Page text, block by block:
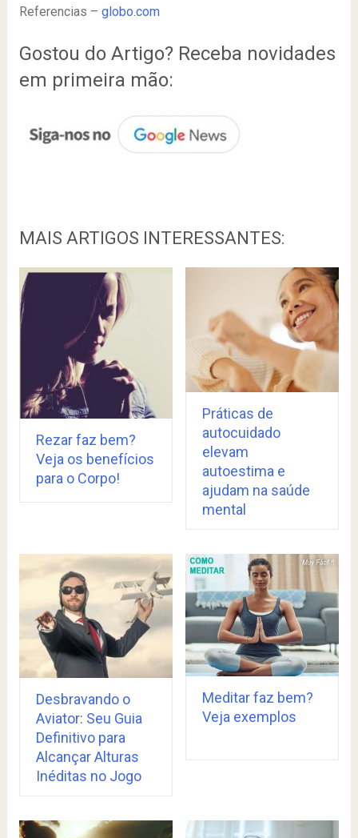
Referencias – globo.com
Gostou do Artigo? Receba novidades
em primeira mão:
MAIS ARTIGOS INTERESSANTES:
Rezar faz bem?
Veja os benefícios
para o Corpo!
Práticas de
autocuidado
elevam
autoestima e
ajudam na saúde
mental
Desbravando o
Aviator: Seu Guia
Definitivo para
Alcançar Alturas
Inéditas no Jogo
Meditar faz bem?
Veja exemplos